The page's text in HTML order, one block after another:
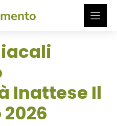
Inattese Il